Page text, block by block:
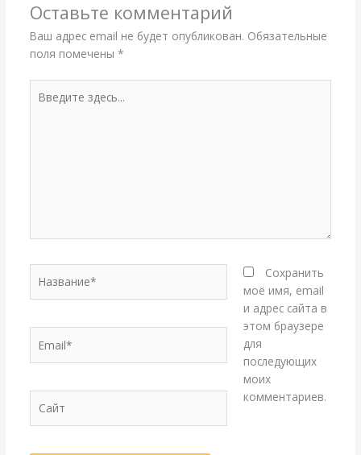
Оставьте комментарий
Ваш адрес email не будет опубликован. Обязательные
поля помечены *
здесь...
Сохранить
моё имя, email
и адрес сайта в
этом браузере
для
последующих
моих
комментариев.